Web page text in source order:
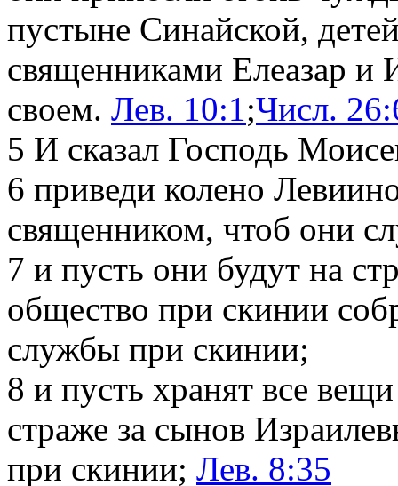
пустыне Синайской,
священниками Елеазар
своем. Лев. 10:1;Числ.
5 И сказал Господь
6 приведи колено
священником, чтоб они
7 и пусть они будут на
общество при скинии
службы при скинии;
8 и пусть хранят все
страже за сынов
при скинии; Лев. 8:35